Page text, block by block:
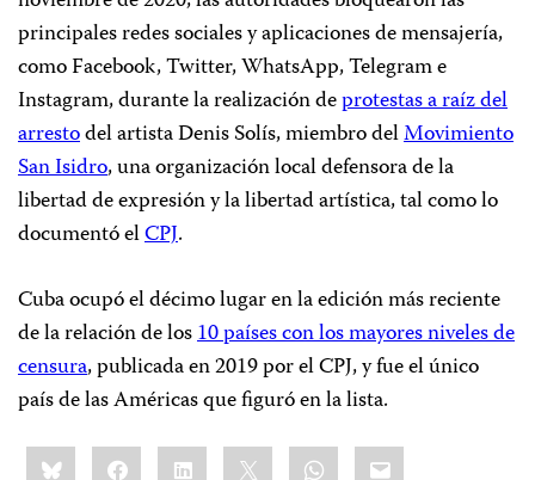
principales redes sociales y aplicaciones de mensajería,
como Facebook, Twitter, WhatsApp, Telegram e
Instagram, durante la realización deprotestas a raíz del
arrestodel artista Denis Solís, miembro delMovimiento
San Isidro, una organización local defensora de la
libertad de expresión y la libertad artística, tal como lo
documentó elCPJ.
Cuba ocupó el décimo lugar en la edición más reciente
de la relación de los10 países con los mayores niveles de
censura, publicada en 2019 por el CPJ, y fue el único
país de las Américas que figuró en la lista.
Share
this:BlueskyFacebookLinkedIn WhatsApp
Email